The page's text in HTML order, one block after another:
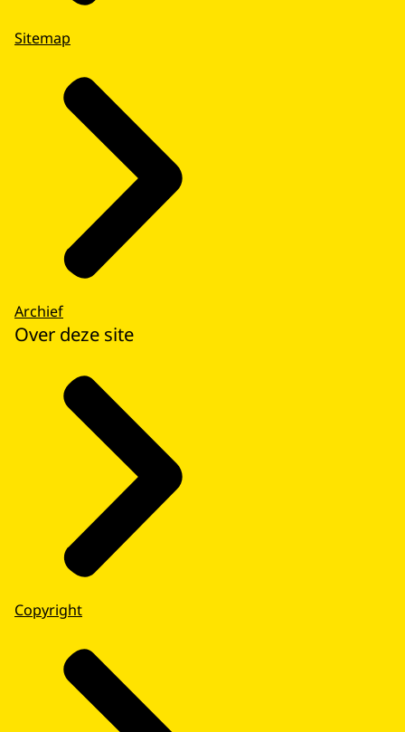
Sitemap
Archief
Over deze site
Copyright